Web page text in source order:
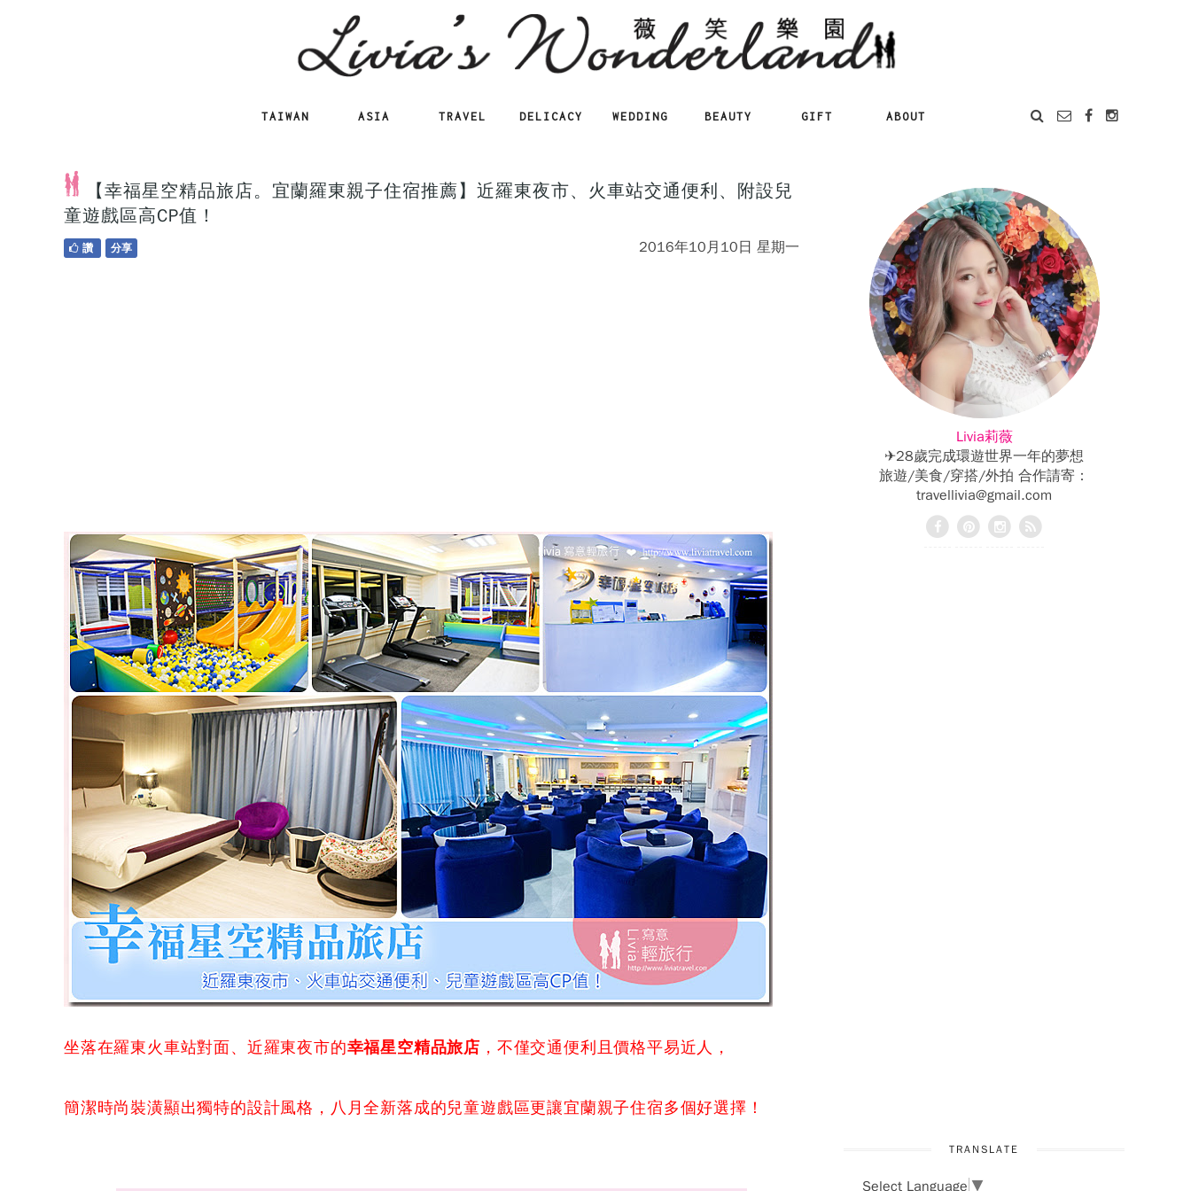
TAIWAN ASIA TRAVEL DELICACY WEDDING BEAUTY GIFT ABOUT
【幸福星空精品旅店。宜蘭羅東親子住宿推薦】近羅東夜市、火車站交通便利、附設兒
童遊戲區高CP值！
2016年10月10日 星期一
讚 分享
坐落在羅東火車站對面、近羅東夜市的幸福星空精品旅店 ，不僅交通便利且價格平易近人，
簡潔時尚裝潢顯出獨特的設計風格，八月全新落成的兒童遊戲區更讓宜蘭親子住宿多個好選擇！
Livia莉薇
✈28歲完成環遊世界一年的夢想
旅遊/美食/穿搭/外拍 合作請寄：
travellivia@gmail.com
TRANSLATE
Select Language ▼